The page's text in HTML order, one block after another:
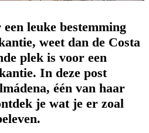
leuke bestemming
weet dan de Costa
plek is voor een
In deze post
één van haar
je wat je er zoal